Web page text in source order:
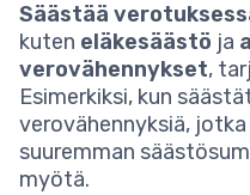
Säästää
kuten eläkesäästö ja
verovähennykset,
Esimerkiksi, kun
verovähennyksiä,
suuremman
myötä.